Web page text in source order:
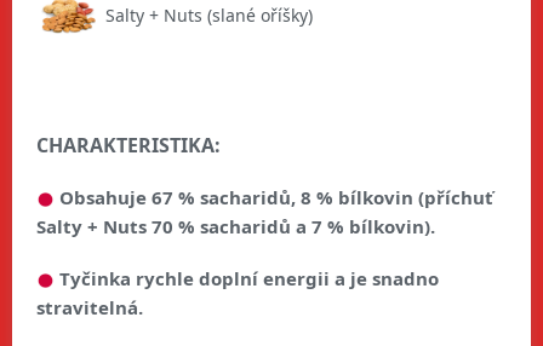
Salty + Nuts (slané oříšky)
CHARAKTERISTIKA:
Obsahuje 67 % sacharidů, 8 % bílkovin (příchuť
Salty + Nuts 70 % sacharidů a 7 % bílkovin).
Tyčinka rychle doplní energii a je snadno
stravitelná.